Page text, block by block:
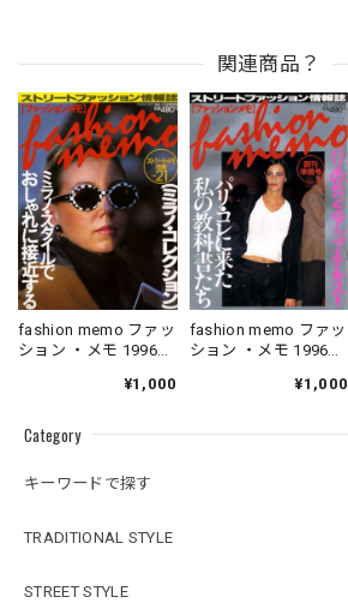
Category
キーワードで探す
TRADITIONAL STYLE
STREET STYLE
関連商品？
fashion memo ファッ
ション ・メモ 1996．
¥1,000
fashion memo ファッ
ション ・メモ 1996．
¥1,000